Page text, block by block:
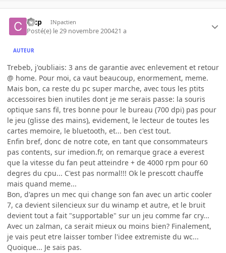
cccp INpactien
Posté(e) le 29 novembre 200421 a
AUTEUR
Trebeb, j'oubliais: 3 ans de garantie avec enlevement et retour
@ home. Pour moi, ca vaut beaucoup, enormement, meme.
Mais bon, ca reste du pc super marche, avec tous les ptits
accessoires bien inutiles dont je me serais passe: la souris
optique sans fil, tres bonne pour le bureau (700 dpi) pas pour
le jeu (glisse des mains), evidement, le lecteur de toutes les
cartes memoire, le bluetooth, et... ben c'est tout.
Enfin bref, donc de notre cote, en tant que consommateurs
pas contents, sur imedion.fr, on remarque grace a everest
que la vitesse du fan peut atteindre + de 4000 rpm pour 60
degres du cpu... C'est pas normal!!! Ok le prescott chauffe
mais quand meme...
Bon, d'apres un mec qui change son fan avec un artic cooler
7, ca devient silencieux sur du winamp et autre, et le bruit
devient tout a fait "supportable" sur un jeu comme far cry...
Avec un zalman, ca serait mieux ou moins bien? Finalement,
je vais peut etre laisser tomber l'idee extremiste du wc...
Quoique... Je sais pas.